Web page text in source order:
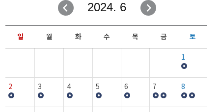
2024. 6
일 월 화 수 목 금 토
1
2 3 4 5 6 7 8